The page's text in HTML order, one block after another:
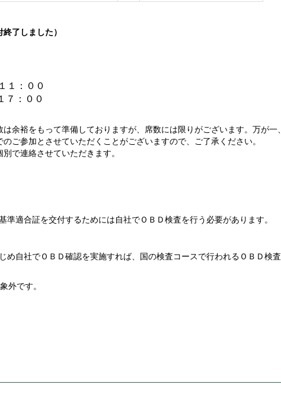
了しました）
１：００
７：００
余裕をもって準備しておりますが、席数には限りがございます。万が一、
ご参加とさせていただくことがございますので、ご了承ください。
で連絡させていただきます。
適合証を交付するためには自社でＯＢＤ検査を行う必要があります。
め自社でＯＢＤ確認を実施すれば、国の検査コースで行われるＯＢＤ検査
です。